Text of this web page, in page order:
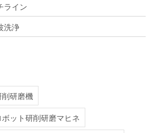
ライン
洗浄
研磨機
ット研削研磨マヒネ